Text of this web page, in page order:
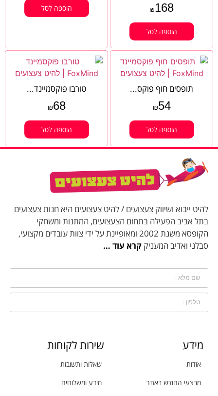
₪168
הוספה לסל
הוספה לסל
תופסים חוף פוקס...
₪54
הוספה לסל
טורבו פוקסמיינד...
₪68
הוספה לסל
להיט ייבוא ושיווק צעצועים / להיט צעצועים היא חנות צעצועים
בתל אביב הפעילה בתחום הצעצועים, המתנות ומשחקי
הקופסא משנת 2002 ומאופיינת על ידי צוות עובדים מקצועי,
סבלני ואדיב המעניק קרא עוד …
מידע
אודות
מבצעי החודש באתר
שירות לקוחות
שאלות ותשובות
מידע ומשלוחים